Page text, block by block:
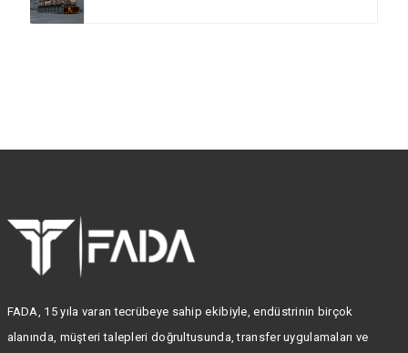
FADA, 15 yıla varan tecrübeye sahip ekibiyle, endüstrinin birçok
alanında, müşteri talepleri doğrultusunda, transfer uygulamaları ve